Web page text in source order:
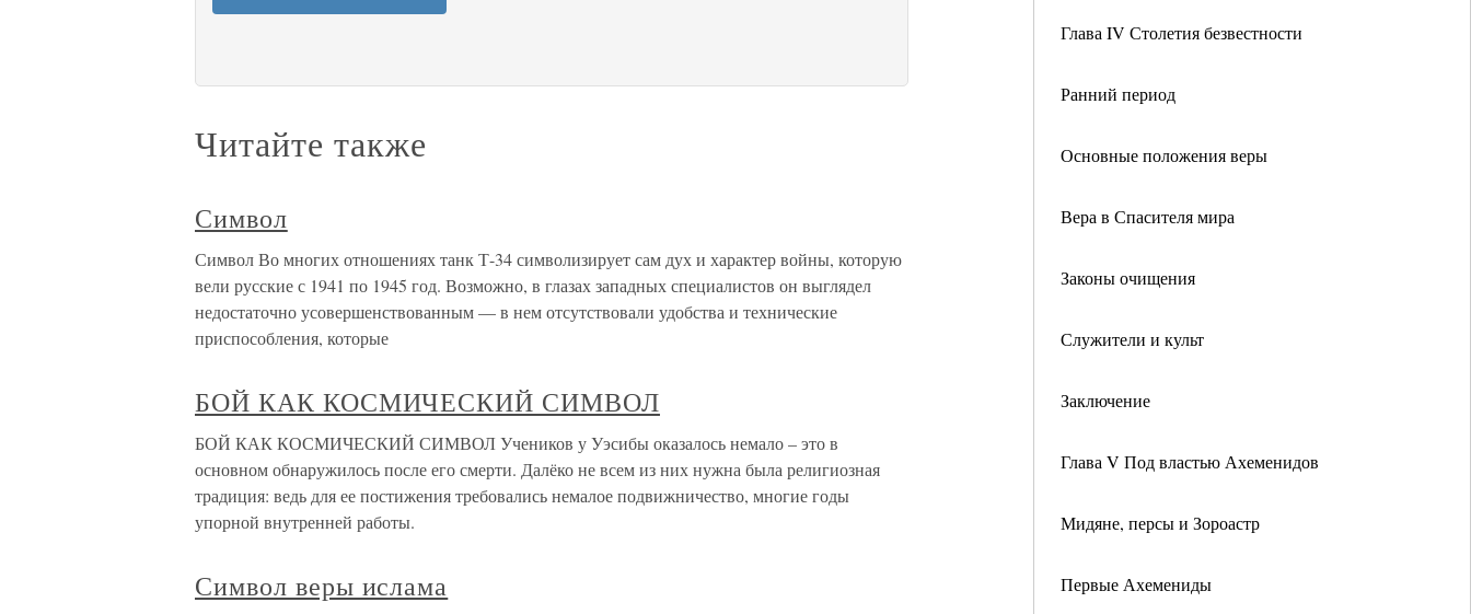
Глава IV Столетия безвестности
Ранний период
Основные положения веры
Вера в Спасителя мира
Законы очищения
Служители и культ
Заключение
Глава V Под властью Ахеменидов
Мидяне, персы и Зороастр
Первые Ахемениды
Читайте также
Символ
Символ Во многих отношениях танк Т-34 символизирует сам дух и характер войны, которую
вели русские с 1941 по 1945 год. Возможно, в глазах западных специалистов он выглядел
недостаточно усовершенствованным — в нем отсутствовали удобства и технические
приспособления, которые
БОЙ КАК КОСМИЧЕСКИЙ СИМВОЛ
БОЙ КАК КОСМИЧЕСКИЙ СИМВОЛ Учеников у Уэсибы оказалось немало – это в
основном обнаружилось после его смерти. Далёко не всем из них нужна была религиозная
традиция: ведь для ее постижения требовались немалое подвижничество, многие годы
упорной внутренней работы.
Символ веры ислама